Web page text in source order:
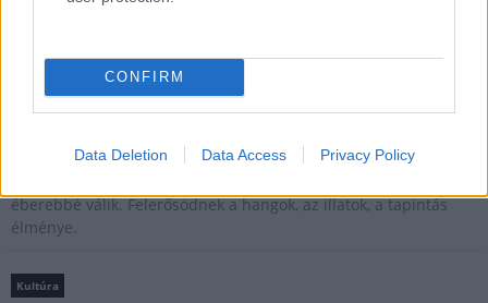
CONFIRM
Data Deletion Data Access Privacy Policy
Teliholdas Éjszakai Erdőfürdő
megtapasztald a természet egy másik arcát. Ahogy sötétedik, a
éberebbé válik. Felerősödnek a hangok, az illatok, a tapintás
élménye.
Kultúra